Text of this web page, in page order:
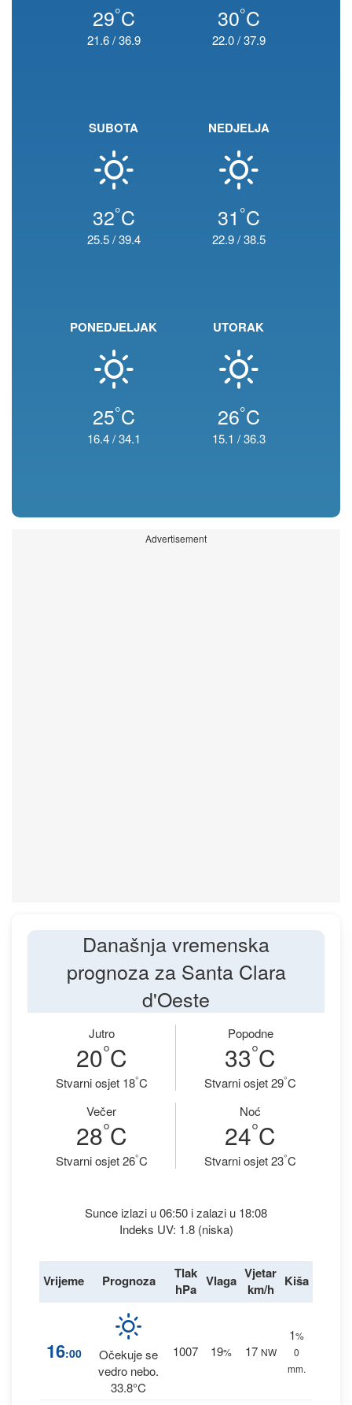
29°C
21.6/36.9
30°C
22.0/37.9
SUBOTA
32°C
25.5/39.4
NEDJELJA
31 °C
22.9/38.5
PONEDJELJAK
25°C
16.4/34.1
UTORAK
26°C
15.1 /36.3
Advertisement
Današnja vremenska
prognoza za Santa Clara
d'Oeste
Jutro
20°C
Stvarni osjet 18°C
Popodne
33°C
Stvarni osjet 29°C
Večer
28°C
Stvarni osjet 26°C
Noć
24°C
Stvarni osjet 23°C
Sunce izlazi u 06:50 i zalazi u 18:08
Indeks UV: 1.8 (niska)
Vrijeme Prognoza
Tlak
hPa Vlaga Vjetar
km/h
Kiša
16:00
Očekuje se
vedro nebo.
33.8°C
1007 19% 17 NW
1%
0
mm.